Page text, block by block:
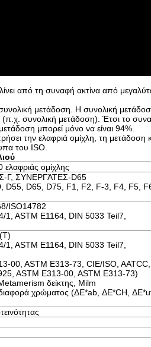
από τη συναφή ακτίνα από
μετάδοση. Η συνολική
συνολική μετάδοση). Έτσι το
μπορεί μόνο να είναι 94%.
την ελαφριά ομίχλη, τη μετάδοση
του ISO.
ομίχλης
Γ, ΣΥΝΕΡΓΆΤΕΣ-D65
D55, D65, D75, F1, F2, F-3, F4, F5,
ISO14782
ASTM E1164, DIN 5033 Teil7,
ASTM E1164, DIN 5033 Teil7,
00, ASTM E313-73, CIE/ISO,
ASTM E313-00, ASTM E313-73)
δείκτης, Milm
χρώματος (ΔE*ab, ΔE*CH,